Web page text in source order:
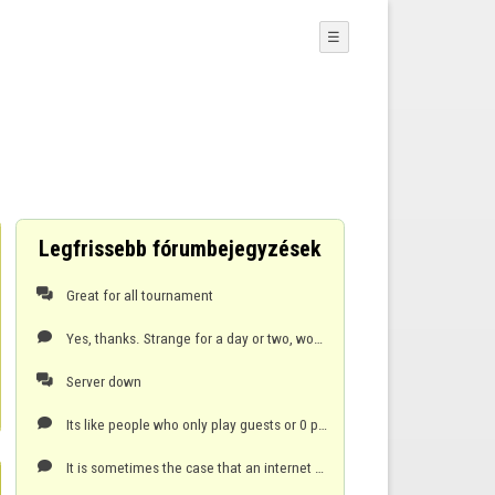
☰
Legfrissebb fórumbejegyzések
 Great for all tournament

 Server down

